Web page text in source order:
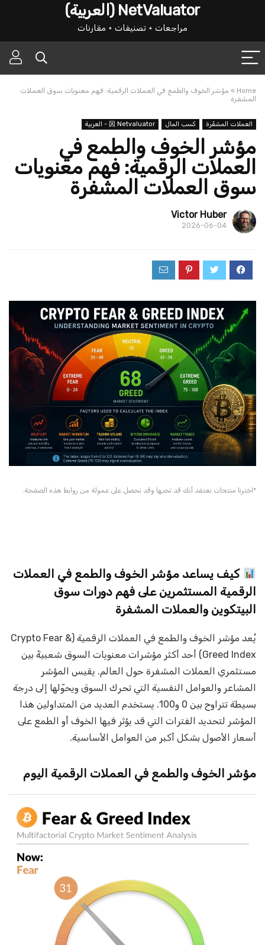
NetValuator (العربية)
مراجعات ⋆ تصنيفات ⋆ مقارنات
Home
» مؤشر الخوف والطمع في العملات الرقمية: فهم معنويات سوق العملات
المشفرة
العملات المشفّرة كسب المال 龱 Netvaluator - العربية
مؤشر الخوف والطمع في
العملات الرقمية: فهم معنويات
سوق العملات المشفرة
Victor Huber
2026-06-04
*اخترنا منتجات نعتقد أنك قد تحبها وقد نحصل على عمولة من روابط هذه الصفحة.
كيف يساعد مؤشر الخوف والطمع في العملات
الرقمية المستثمرين على فهم دورات سوق
البيتكوين والعملات المشفرة
يُعد مؤشر الخوف والطمع في العملات الرقمية (Crypto Fear &
Greed Index) أحد أكثر مؤشرات معنويات السوق شعبيةً بين
مستثمري العملات المشفرة حول العالم. يقيس المؤشر
المشاعر والعوامل النفسية التي تحرك السوق ويحوّلها إلى درجة
بسيطة تتراوح بين 0 و100. يستخدم العديد من المتداولين هذا
المؤشر لتحديد الفترات التي قد يؤثر فيها الخوف أو الطمع على
أسعار الأصول بشكل أكبر من العوامل الأساسية.
مؤشر الخوف والطمع في العملات الرقمية اليوم